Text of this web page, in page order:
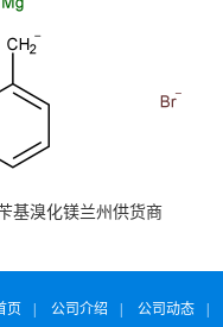
基溴化镁兰州供货商
页 公司介绍 公司动态